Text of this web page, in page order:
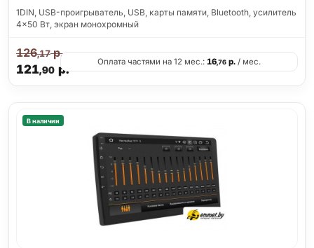
1DIN, USB-проигрыватель, USB, карты памяти, Bluetooth, усилитель
4x50 Вт, экран монохромный
121,90р.
126,17р.
Оплата частями на 12 мес.: 16,76 р. / мес.
В наличии